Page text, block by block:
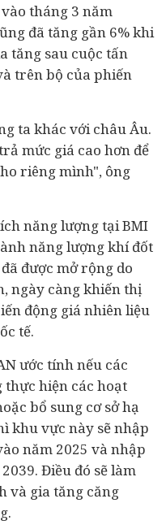
tháng 3 năm
đã tăng gần 6% khi
tăng sau cuộc tấn
trên bộ của phiến
ta khác với châu Âu.
mức giá cao hơn để
riêng mình", ông
năng lượng tại BMI
năng lượng khí đốt
được mở rộng do
ngày càng khiến thị
động giá nhiên liệu
tế.
ước tính nếu các
thực hiện các hoạt
bổ sung cơ sở hạ
khu vực này sẽ nhập
năm 2025 và nhập
Điều đó sẽ làm
và gia tăng căng
.